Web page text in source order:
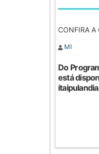
CONFIRA A
MI
Do
está